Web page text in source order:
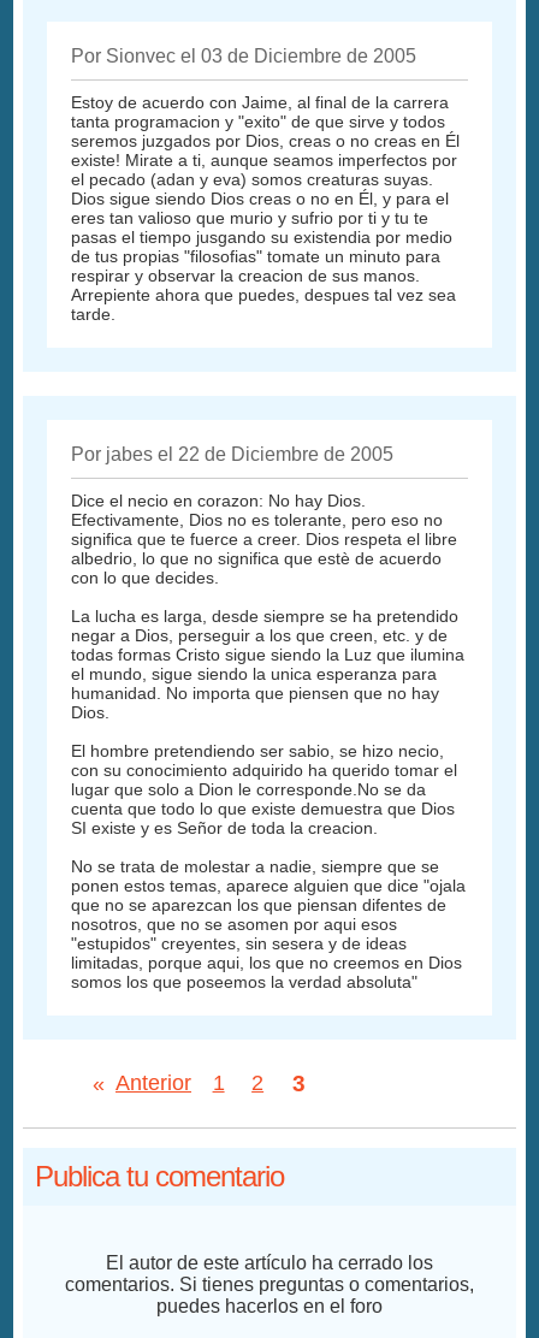
Por Sionvec el 03 de Diciembre de 2005
Estoy de acuerdo con Jaime, al final de la carrera
tanta programacion y "exito" de que sirve y todos
seremos juzgados por Dios, creas o no creas en Él
existe! Mirate a ti, aunque seamos imperfectos por
el pecado (adan y eva) somos creaturas suyas.
Dios sigue siendo Dios creas o no en Él, y para el
eres tan valioso que murio y sufrio por ti y tu te
pasas el tiempo jusgando su existendia por medio
de tus propias "filosofias" tomate un minuto para
respirar y observar la creacion de sus manos.
Arrepiente ahora que puedes, despues tal vez sea
tarde.
Por jabes el 22 de Diciembre de 2005
Dice el necio en corazon: No hay Dios.
Efectivamente, Dios no es tolerante, pero eso no
significa que te fuerce a creer. Dios respeta el libre
albedrio, lo que no significa que estè de acuerdo
con lo que decides.
La lucha es larga, desde siempre se ha pretendido
negar a Dios, perseguir a los que creen, etc. y de
todas formas Cristo sigue siendo la Luz que ilumina
el mundo, sigue siendo la unica esperanza para
humanidad. No importa que piensen que no hay
Dios.
El hombre pretendiendo ser sabio, se hizo necio,
con su conocimiento adquirido ha querido tomar el
lugar que solo a Dion le corresponde.No se da
cuenta que todo lo que existe demuestra que Dios
SI existe y es Señor de toda la creacion.
No se trata de molestar a nadie, siempre que se
ponen estos temas, aparece alguien que dice "ojala
que no se aparezcan los que piensan difentes de
nosotros, que no se asomen por aqui esos
"estupidos" creyentes, sin sesera y de ideas
limitadas, porque aqui, los que no creemos en Dios
somos los que poseemos la verdad absoluta"
« Anterior 1 2 3
Publica tu comentario
El autor de este artículo ha cerrado los
comentarios. Si tienes preguntas o comentarios,
puedes hacerlos en el foro